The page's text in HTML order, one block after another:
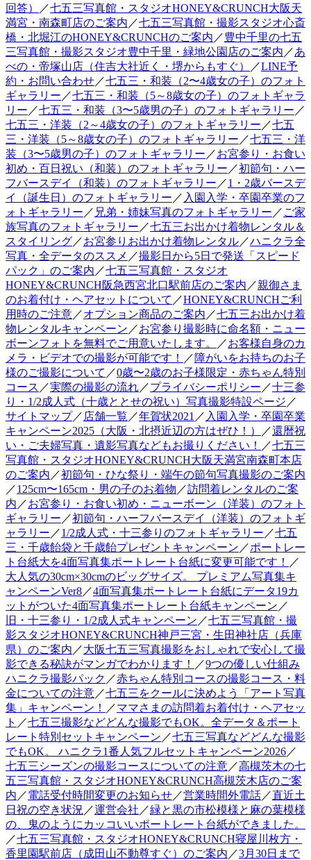
回答） ／七五三写真館・スタジオHONEY&CRUNCH大阪天
満宮・南森町店のご案内 ／七五三写真館・撮影スタジオ心斎
橋・北堀江のHONEY&CRUNCHのご案内 ／豊中千里の七五
三写真館・撮影スタジオ豊中千里・緑地公園店のご案内 ／あ
べの・帝塚山店（住吉大社近く・堺からもすぐ）
／LINE予
約・お問い合わせ／七五三・和装（2〜4歳女の子）のフォト
ギャラリー ／七五三・和装（5～8歳女の子）のフォトギャラ
リー ／七五三・和装（3〜5歳男の子）のフォトギャラリー ／
七五三・洋装（2～4歳女の子）のフォトギャラリー ／七五
三・洋装（5～8歳女の子）のフォトギャラリー ／七五三・洋
装（3〜5歳男の子）のフォトギャラリー ／お宮参り・お食い
初め・百日祝い（和装）のフォトギャラリー ／初節句・ハー
フバースデイ（和装）のフォトギャラリー ／1・2歳バースデ
イ（誕生日）のフォトギャラリー ／ 入園入学・卒園卒業のフ
ォトギャラリー ／ 兄弟・姉妹写真のフォトギャラリー ／ ご家
族写真のフォトギャラリー ／七五三お出かけ着物レンタル＆
スタイリング／お宮参りお出かけ着物レンタル／ハニクラ全
写真・全データのススメ ／撮影日から5日で発送「スピード
パック」のご案内 ／七五三写真館・スタジオ
HONEY&CRUNCH阪急西宮北口駅前店のご案内 ／親御さま
のお着付け・ヘアセットについて ／HONEY&CRUNCHご利
用時のご注意／オプション商品のご案内 ／七五三お出かけ着
物レンタルキャンペーン ／お宮参り撮影時に命名額・ニュー
ボーンフォトを無料でご用意いたします。
／お客様自身のカ
メラ・ビデオでの撮影が可能です！ ／障がいをお持ちのお子
様のご撮影について ／0歳〜2歳のお子様限定・赤ちゃん特別
コース ／実際の撮影の流れ／プライバシーポリシー ／十三参
り・1/2成人式（十歳ととせの祝い）写真撮影特設ページ ／
サイトマップ／ 店舗一覧 ／年賀状2021 ／ 入園入学・卒園卒業
キャンペーン2025（大阪・北摂近辺の方はぜひ！）
／還暦祝
い・ご夫婦写真・遺影写真などもお撮りください！ ／七五三
写真館・スタジオHONEY&CRUNCH大阪天満宮南森町本店
のご案内 ／初節句・ひな祭り・端午の節句写真撮影のご案内
／125cm〜165cm・男の子のお着物 ／訪問着レンタルのご案
内 ／お宮参り・お食い初め・ニューボーン（洋装）のフォト
ギャラリー ／初節句・ハーフバースデイ（洋装）のフォトギ
ャラリー ／1/2成人式・十三参りのフォトギャラリー ／七五
三・千歳飴袋と千歳飴プレゼントキャンペーン ／ポートレー
ト台紙大を4面写真集ポートレート台紙に変更可能です！ ／
大人気の30cm×30cmのビッグサイズ。 プレミアム写真集キ
ャンペーンVer8／4面写真集ポートレート台紙にデータ19カ
ットがついた4面写真集ポートレート台紙キャンペーン ／
旧・十三参り・1/2成人式キャンペーン ／七五三写真館・撮
影スタジオHONEY&CRUNCH神戸三宮・生田神社店（兵庫
県）のご案内 ／大阪七五三写真撮影をおしゃれで安心して撮
影できる秘訣がマンガでわかります！ ／9つの優しい仕組み
ハニクラ撮影パック ／赤ちゃん特別コースの撮影コース・料
金についての注意／七五三をクールに決めよう「アート写真
集」キャンペーン！ ／ママさまの訪問着お着付け・ヘアセッ
ト ／七五三撮影などどんな撮影でもOK。全データ＆ポート
レート特別セットキャンペーン ／七五三写真などどんな撮影
でもOK。 ハニクラ1番人気フルセットキャンペーン2026／
七五三シーズンの撮影コースについての注意／高槻茨木の七
五三写真館・スタジオHONEY&CRUNCH高槻茨木店のご案
内 ／電話受付時間変更のお知らせ／営業時間外電話／直近土
日祝の空き状況 ／運営会社 ／緑と黒の市松模様と麻の葉模様
の、鬼のようにカッコいいポートレート台紙ができました。
／七五三写真館・スタジオHONEY&CRUNCH寝屋川枚方・
香里園駅前店（成田山不動尊すぐ）のご案内 ／3月30日まで